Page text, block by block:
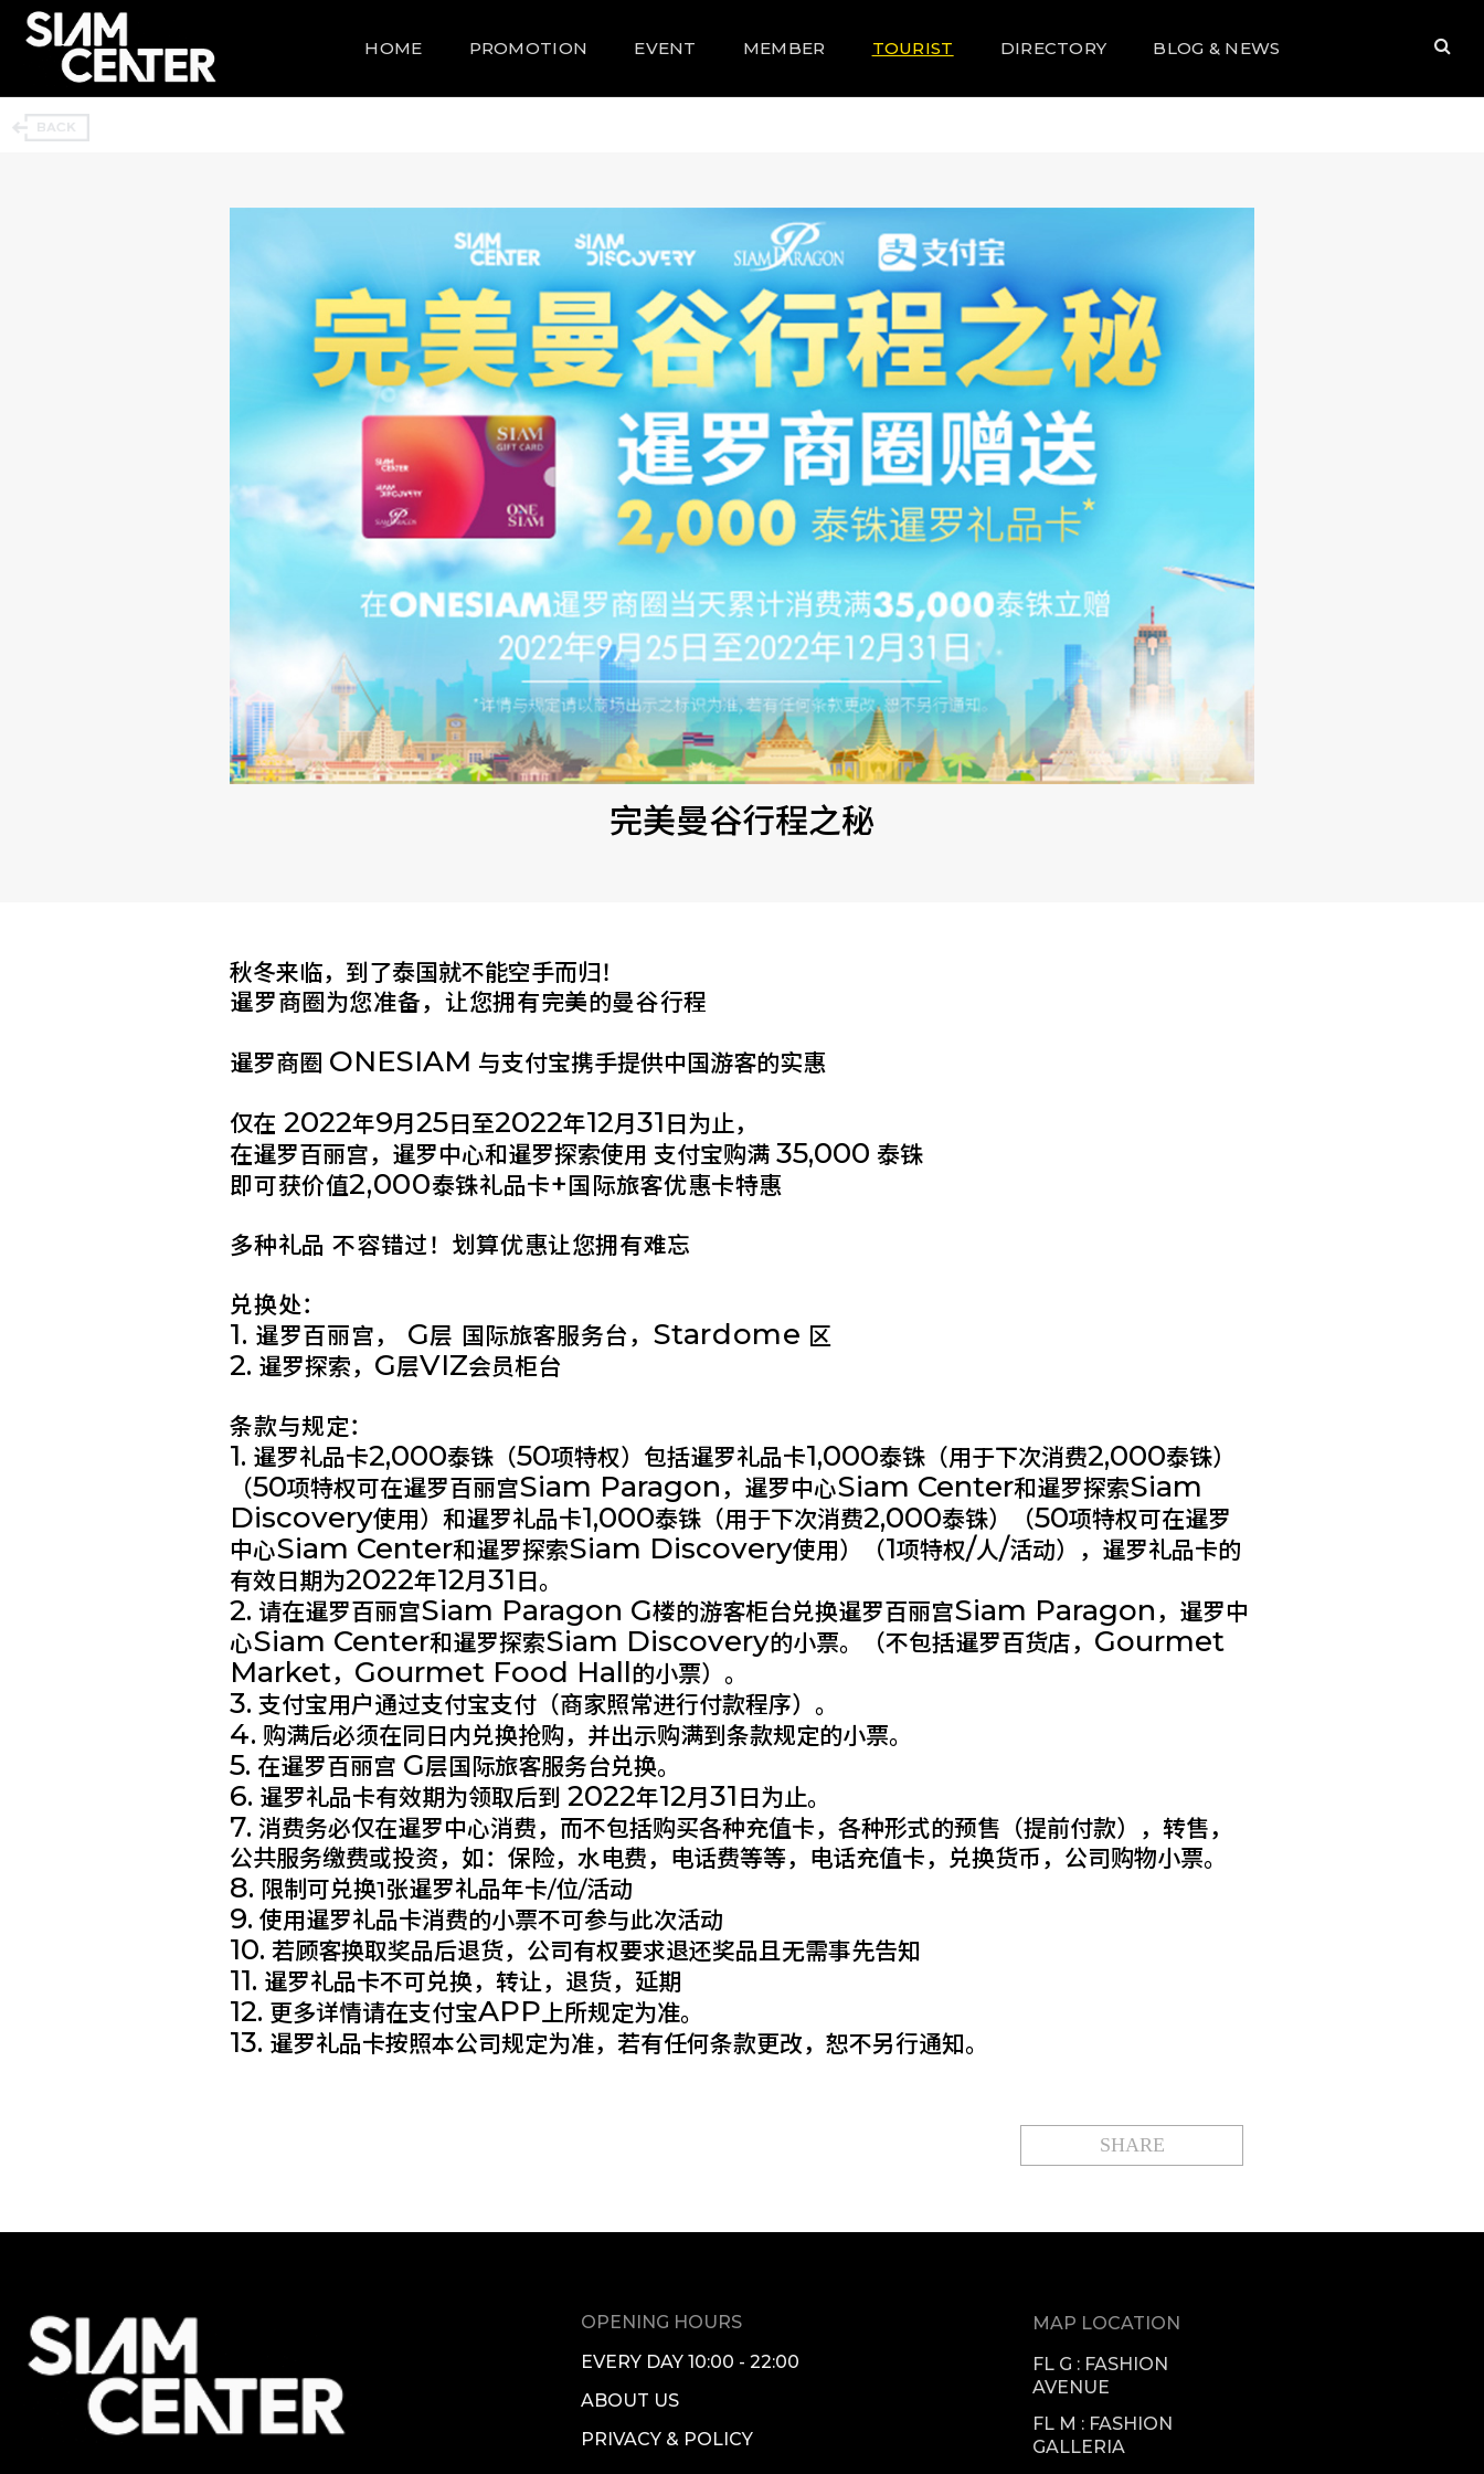
HOME PROMOTION EVENT MEMBER TOURIST DIRECTORY BLOG & NEWS
完美曼谷行程之秘
秋冬来临，到了泰国就不能空手而归！
暹罗商圈为您准备，让您拥有完美的曼谷行程
暹罗商圈 ONESIAM 与支付宝携手提供中国游客的实惠
仅在 2022年9月25日至2022年12月31 日为止，
在暹罗百丽宫，暹罗中心和暹罗探索使用 支付宝购满35,000 泰铢
即可获价值2,000泰铢礼品卡+国际旅客优惠卡特惠
多种礼品 不容错过！划算优惠让您拥有难忘
兑换处：
1. 暹罗百丽宫， G层 国际旅客服务台， Stardome 区
2. 暹罗探索， G层VIZ会员柜台
条款与规定：
1. 暹罗礼品卡2,000泰铢（50项特权）包括暹罗礼品卡1,000泰铢（用于下次消费2,000泰铢）
（50项特权可在暹罗百丽宫Siam Paragon ，暹罗中心Siam Center和暹罗探索Siam
Discovery使用）和暹罗礼品卡1,000泰铢（用于下次消费2,000泰铢）（50项特权可在暹罗
中心Siam Center和暹罗探索Siam Discovery使用）（1项特权/人/活动），暹罗礼品卡的
有效日期为2022年12月31 日。
2. 请在暹罗百丽宫Siam Paragon G楼的游客柜台兑换暹罗百丽宫Siam Paragon ，暹罗中
心Siam Center和暹罗探索Siam Discovery的小票。（不包括暹罗百货店， Gourmet
Market， Gourmet Food Hall的小票）。
3. 支付宝用户通过支付宝支付（商家照常进行付款程序）。
4. 购满后必须在同日内兑换抢购，并出示购满到条款规定的小票。
5. 在暹罗百丽宫 G层国际旅客服务台兑换。
6. 暹罗礼品卡有效期为领取后到2022年12月31 日为止。
7. 消费务必仅在暹罗中心消费，而不包括购买各种充值卡，各种形式的预售（提前付款），转售，
公共服务缴费或投资，如：保险，水电费，电话费等等，电话充值卡，兑换货币，公司购物小票。
8. 限制可兑换1张暹罗礼品年卡/位/活动
9. 使用暹罗礼品卡消费的小票不可参与此次活动
10. 若顾客换取奖品后退货，公司有权要求退还奖品且无需事先告知
11. 暹罗礼品卡不可兑换，转让，退货，延期
12. 更多详情请在支付宝APP 上所规定为准。
13. 暹罗礼品卡按照本公司规定为准，若有任何条款更改，恕不另行通知。
SHARE
OPENING HOURS
EVERY DAY 10:00 - 22:00
ABOUT US
PRIVACY & POLICY
MAP LOCATION
FL G : FASHION
AVENUE
FL M : FASHION
GALLERIA